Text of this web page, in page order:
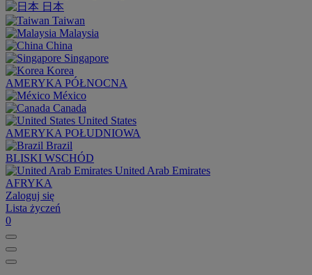
日本
Taiwan
Malaysia
China
Singapore
Korea
AMERYKA PÓŁNOCNA
México
Canada
United States
AMERYKA POŁUDNIOWA
Brazil
BLISKI WSCHÓD
United Arab Emirates
AFRYKA
Zaloguj się
Lista życzeń
0